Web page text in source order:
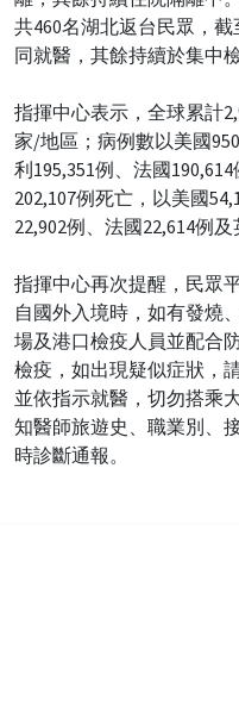
共460名湖北返台民眾，
同就醫，其餘持續於集中
指揮中心表示，全球累計
家/地區；病例數以美國
利195,351例、法國
202,107例死亡，以美國
22,902例、法國22,614例及
指揮中心再次提醒，民眾
自國外入境時，如有發燒
場及港口檢疫人員並配合
檢疫，如出現疑似症狀，
並依指示就醫，切勿搭乘
知醫師旅遊史、職業別、
時診斷通報。